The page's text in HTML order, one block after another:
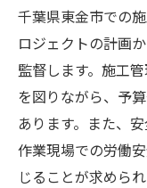
千葉県東金市での
ロジェクトの計画
監督します。施工
を図りながら、予
あります。また、
作業現場での労働
じることが求めら